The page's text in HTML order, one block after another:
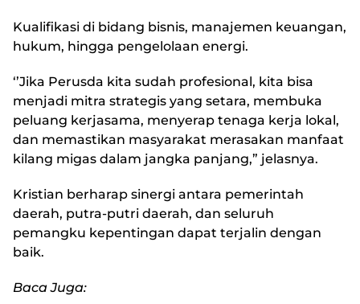
Kualifikasi di bidang bisnis, manajemen keuangan,
hukum, hingga pengelolaan energi.
‘’Jika Perusda kita sudah profesional, kita bisa
menjadi mitra strategis yang setara, membuka
peluang kerjasama, menyerap tenaga kerja lokal,
dan memastikan masyarakat merasakan manfaat
kilang migas dalam jangka panjang,” jelasnya.
Kristian berharap sinergi antara pemerintah
daerah, putra-putri daerah, dan seluruh
pemangku kepentingan dapat terjalin dengan
baik.
Baca Juga: